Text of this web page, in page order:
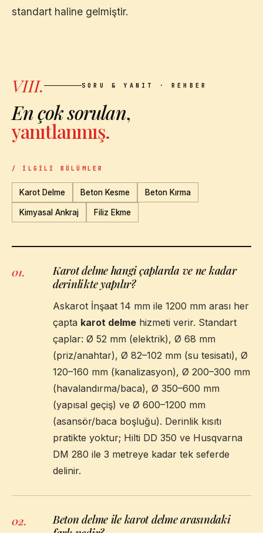
standart haline gelmiştir.
VIII. SORU & YANIT · REHBER
En çok sorulan,
yanıtlanmış.
/ İLGILI BÖLÜMLER
Karot Delme Beton Kesme Beton Kırma
Kimyasal Ankraj Filiz Ekme
01.
Karot delme hangi çaplarda ve ne kadar
derinlikte yapılır?
Askarot İnşaat 14 mm ile 1200 mm arası her
çapta karot delme hizmeti verir. Standart
çaplar: Ø 52 mm (elektrik), Ø 68 mm
(priz/anahtar), Ø 82–102 mm (su tesisatı), Ø
120–160 mm (kanalizasyon), Ø 200–300 mm
(havalandırma/baca), Ø 350–600 mm
(yapısal geçiş) ve Ø 600–1200 mm
(asansör/baca boşluğu). Derinlik kısıtı
pratikte yoktur; Hilti DD 350 ve Husqvarna
DM 280 ile 3 metreye kadar tek seferde
delinir.
02.
Beton delme ile karot delme arasındaki